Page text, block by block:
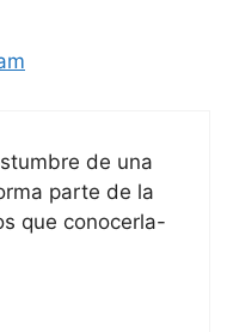
de una
parte de la
que conocerla-